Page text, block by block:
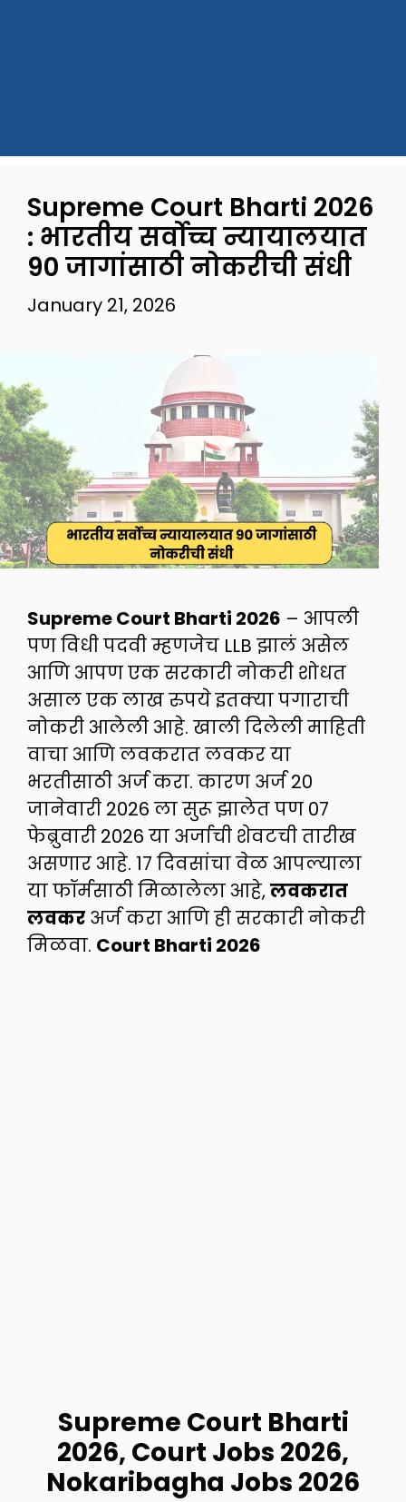
Supreme Court Bharti 2026
: भारतीय सर्वोच्च न्यायालयात
90 जागांसाठी नोकरीची संधी
January 21, 2026
Supreme Court Bharti 2026 – आपली
पण विधी पदवी म्हणजेच LLB झालं असेल
आणि आपण एक सरकारी नोकरी शोधत
असाल एक लाख रुपये इतक्या पगाराची
नोकरी आलेली आहे. खाली दिलेली माहिती
वाचा आणि लवकरात लवकर या
भरतीसाठी अर्ज करा. कारण अर्ज 20
जानेवारी 2026 ला सुरू झालेत पण 07
फेब्रुवारी 2026 या अर्जाची शेवटची तारीख
असणार आहे. 17 दिवसांचा वेळ आपल्याला
या फॉर्मसाठी मिळालेला आहे,लवकरात
लवकर अर्ज करा आणि ही सरकारी नोकरी
मिळवा. Court Bharti 2026
Supreme Court Bharti
2026, Court Jobs 2026,
Nokaribagha Jobs 2026